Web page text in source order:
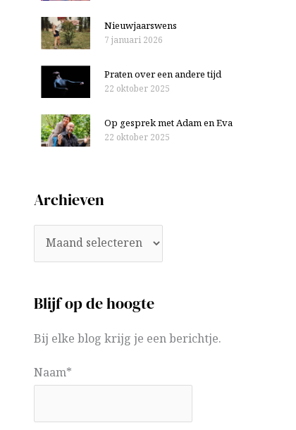
Nieuwjaarswens
7 januari 2026
Praten over een andere tijd
22 oktober 2025
Op gesprek met Adam en Eva
22 oktober 2025
Archieven
Blijf op de hoogte
Bij elke blog krijg je een berichtje.
Naam*